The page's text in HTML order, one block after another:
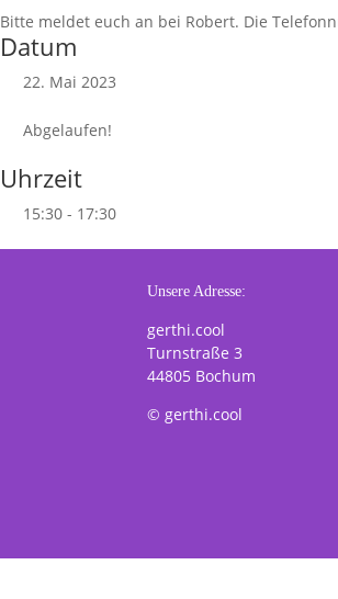
Bitte meldet euch an bei Robert. Die
Datum
22. Mai 2023
Abgelaufen!
Uhrzeit
15:30 - 17:30
Unsere Adresse:
gerthi.cool
Turnstraße 3
44805 Bochum
© gerthi.cool